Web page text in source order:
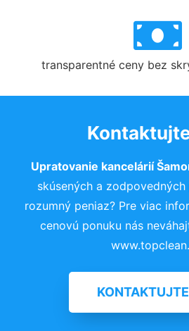
transparentné ceny bez
Upratovanie kancelárií
skúsených a
rozumný peniaz? Pre viac
cenovú ponuku nás